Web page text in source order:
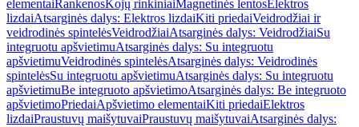
elementaiRankenosKojų rinkiniaiMagnetinės lentosElektros
lizdaiAtsarginės dalys: Elektros lizdaiKiti priedaiVeidrodžiai ir
veidrodinės spintelėsVeidrodžiaiAtsarginės dalys: VeidrodžiaiSu
integruotu apšvietimuAtsarginės dalys: Su integruotu
apšvietimuVeidrodinės spintelėsAtsarginės dalys: Veidrodinės
spintelėsSu integruotu apšvietimuAtsarginės dalys: Su integruotu
apšvietimuBe integruoto apšvietimoAtsarginės dalys: Be integruoto
apšvietimoPriedaiApšvietimo elementaiKiti priedaiElektros
lizdaiPraustuvų maišytuvaiPraustuvų maišytuvaiAtsarginės dalys: